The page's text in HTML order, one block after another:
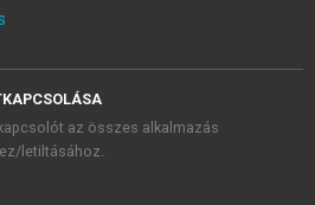
az összes alkalmazás
letiltásához.